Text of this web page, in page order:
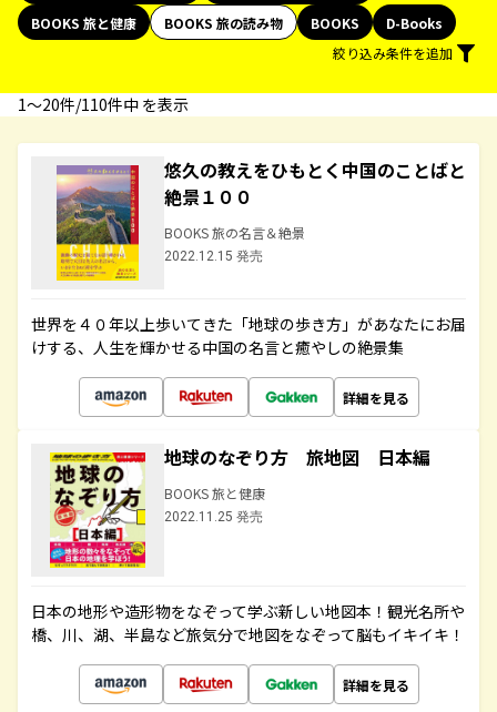
BOOKS 旅と健康
BOOKS 旅の読み物 BOOKS
D-Books
絞り込み条件を追加
1〜20件/110件中 を表示
悠久の教えをひもとく中国のことばと
絶景１００
BOOKS 旅の名言＆絶景
2022.12.15 発売
世界を４０年以上歩いてきた「地球の歩き方」があなたにお届
けする、人生を輝かせる中国の名言と癒やしの絶景集
詳細を見る
地球のなぞり方 旅地図 日本編
BOOKS 旅と健康
2022.11.25 発売
日本の地形や造形物をなぞって学ぶ新しい地図本！観光名所や
橋、川、湖、半島など旅気分で地図をなぞって脳もイキイキ！
詳細を見る